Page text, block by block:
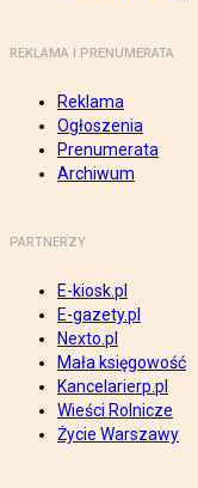
REKLAMA I PRENUMERATA
Reklama
Ogłoszenia
Prenumerata
Archiwum
PARTNERZY
E-kiosk.pl
E-gazety.pl
Nexto.pl
Mała księgowość
Kancelarierp.pl
Wieści Rolnicze
Życie Warszawy